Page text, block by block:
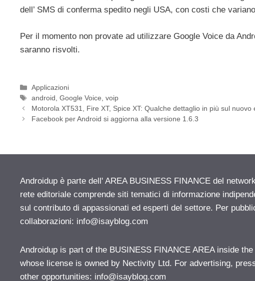
dell’ SMS di conferma spedito negli USA, con costi che
Per il momento non provate ad utilizzare Google Voice da
saranno risvolti.
Categorie
Applicazioni
Tag
android,Google Voice,voip
Motorola XT531, Fire XT, Spice XT: Qualche dettaglio in più sul nuovo
Facebook per Android si aggiorna alla versione 1.6.3
Androidup è parte dell' AREA BUSINESS FINANCE del
rete editoriale comprende siti tematici di informazione
sul contributo di appassionati ed esperti del settore. Per
collaborazioni: info@isayblog.com
Androidup is part of the BUSINESS FINANCE AREA inside
whose license is owned by Nectivity Ltd. For advertising,
other opportunities: info@isayblog.com